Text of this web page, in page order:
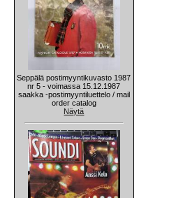
Seppälä postimyyntikuvasto 1987
nr 5 - voimassa 15.12.1987
saakka -postimyyntiluettelo / mail
order catalog
Näytä